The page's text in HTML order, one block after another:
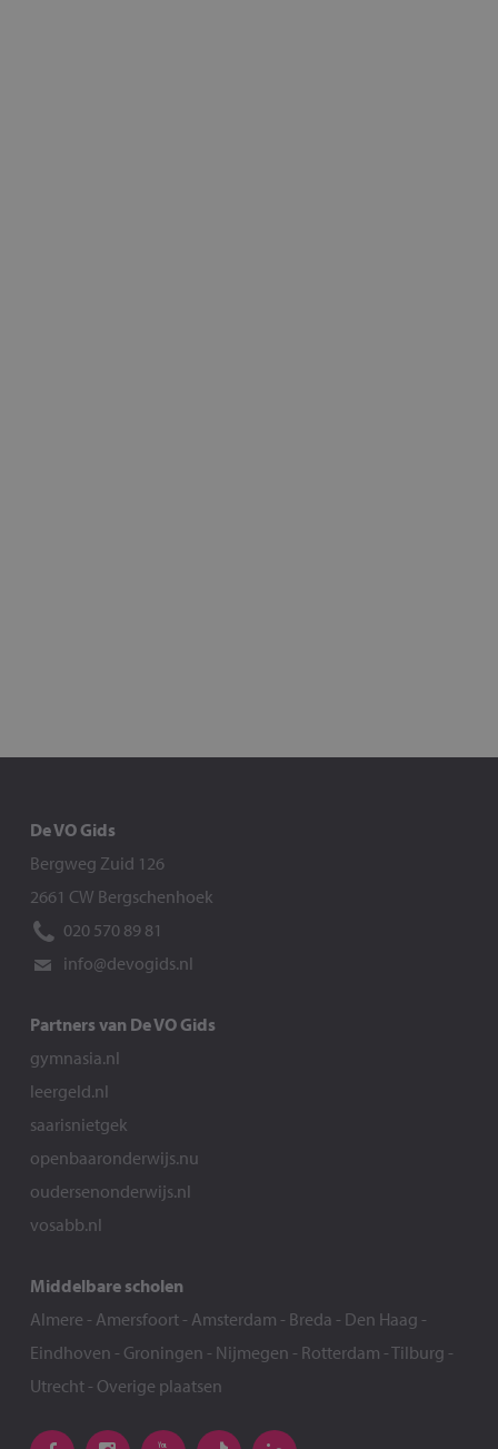
De VO Gids
Bergweg Zuid 126
2661 CW Bergschenhoek
020 570 89 81
info@devogids.nl
Partners van De VO Gids
gymnasia.nl
leergeld.nl
saarisnietgek
openbaaronderwijs.nu
oudersenonderwijs.nl
vosabb.nl
Middelbare scholen
Almere - Amersfoort- Amsterdam - Breda - Den Haag -
Eindhoven - Groningen - Nijmegen - Rotterdam -Tilburg -
Utrecht- Overige plaatsen